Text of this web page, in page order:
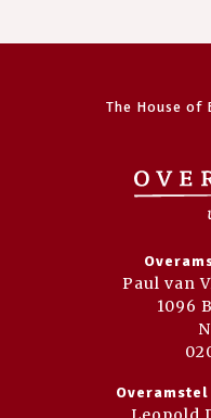
The House of
Paul van
1096